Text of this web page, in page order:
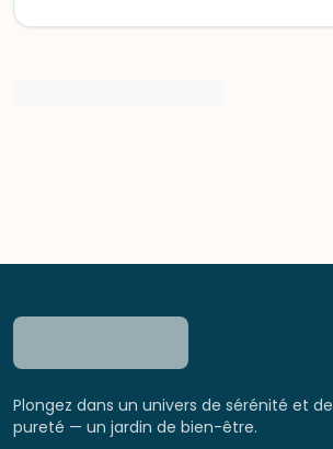
Plongez dans un univers de sérénité et de
pureté — un jardin de bien-être.